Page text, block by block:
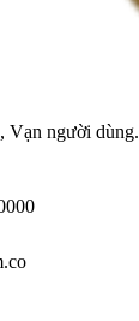
Vạn người dùng.